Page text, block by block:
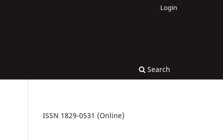
Search
Login
ISSN 1829-0531 (Online)